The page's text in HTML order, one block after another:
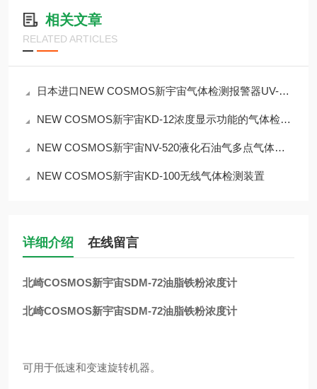
相关文章
RELATED ARTICLES
日本进口NEW COSMOS新宇宙气体检测报警器UV-810
NEW COSMOS新宇宙KD-12浓度显示功能的气体检测单元
NEW COSMOS新宇宙NV-520液化石油气多点气体检测报警器
NEW COSMOS新宇宙KD-100无线气体检测装置
详细介绍 在线留言
北崎COSMOS新宇宙SDM-72油脂铁粉浓度计
北崎COSMOS新宇宙SDM-72油脂铁粉浓度计
可用于低速和变速旋转机器。